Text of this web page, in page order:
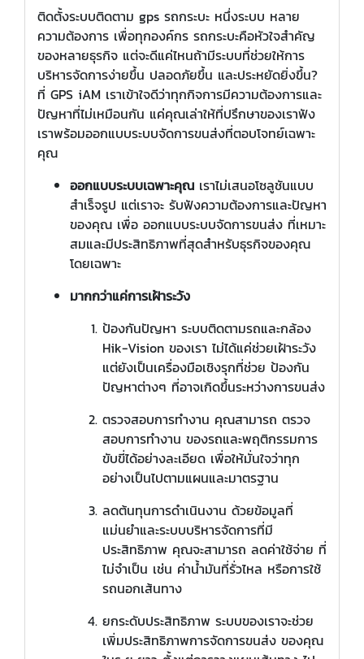
ติดตั้งระบบติดตาม gps รถกระบะ หนึ่งระบบ หลาย
ความต้องการ เพื่อทุกองค์กร รถกระบะคือหัวใจสำคัญ
ของหลายธุรกิจ แต่จะดีแค่ไหนถ้ามีระบบที่ช่วยให้การ
บริหารจัดการง่ายขึ้น ปลอดภัยขึ้น และประหยัดยิ่งขึ้น?
ที่ GPS iAM เราเข้าใจดีว่าทุกกิจการมีความต้องการและ
ปัญหาที่ไม่เหมือนกัน แค่คุณเล่าให้ที่ปรึกษาของเราฟัง
เราพร้อมออกแบบระบบจัดการขนส่งที่ตอบโจทย์เฉพาะ
คุณ
ออกแบบระบบเฉพาะคุณ เราไม่เสนอโซลูชันแบบ
สำเร็จรูป แต่เราจะ รับฟังความต้องการและปัญหา
ของคุณ เพื่อ ออกแบบระบบจัดการขนส่ง ที่เหมาะ
สมและมีประสิทธิภาพที่สุดสำหรับธุรกิจของคุณ
โดยเฉพาะ
มากกว่าแค่การเฝ้าระวัง
ป้องกันปัญหา ระบบติดตามรถและกล้อง
Hik-Vision ของเรา ไม่ได้แค่ช่วยเฝ้าระวัง
แต่ยังเป็นเครื่องมือเชิงรุกที่ช่วย ป้องกัน
ปัญหาต่างๆ ที่อาจเกิดขึ้นระหว่างการขนส่ง
ตรวจสอบการทำงาน คุณสามารถ ตรวจ
สอบการทำงาน ของรถและพฤติกรรมการ
ขับขี่ได้อย่างละเอียด เพื่อให้มั่นใจว่าทุก
อย่างเป็นไปตามแผนและมาตรฐาน
ลดต้นทุนการดำเนินงาน ด้วยข้อมูลที่
แม่นยำและระบบบริหารจัดการที่มี
ประสิทธิภาพ คุณจะสามารถ ลดค่าใช้จ่าย ที่
ไม่จำเป็น เช่น ค่าน้ำมันที่รั่วไหล หรือการใช้
รถนอกเส้นทาง
ยกระดับประสิทธิภาพ ระบบของเราจะช่วย
เพิ่มประสิทธิภาพการจัดการขนส่ง ของคุณ